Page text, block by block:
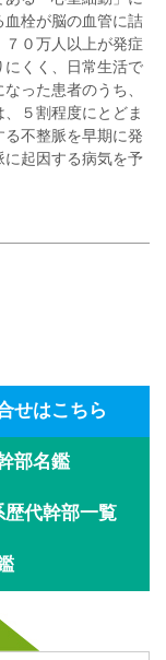
血栓が脳の血管に詰
０万人以上が発症
にくく、日常生活で
った患者のうち、
５割程度にとどま
不整脈を早期に発
に起因する病気を予
せはこちら
部名鑑
代幹部一覧